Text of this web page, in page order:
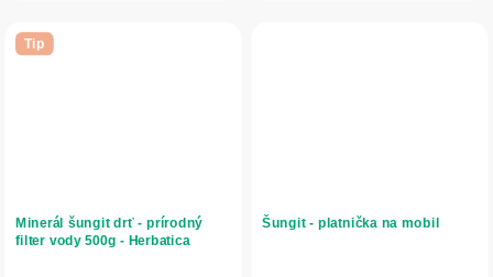
Tip
Minerál šungit drť - prírodný
filter vody 500g - Herbatica
Šungit - platnička na mobil